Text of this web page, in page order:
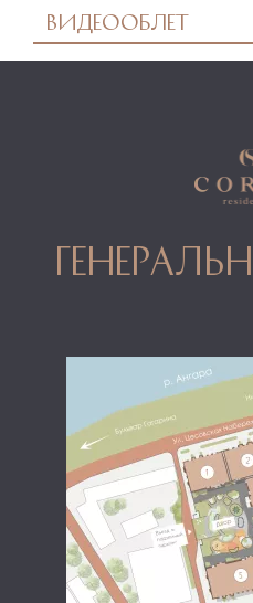
Видеооблет